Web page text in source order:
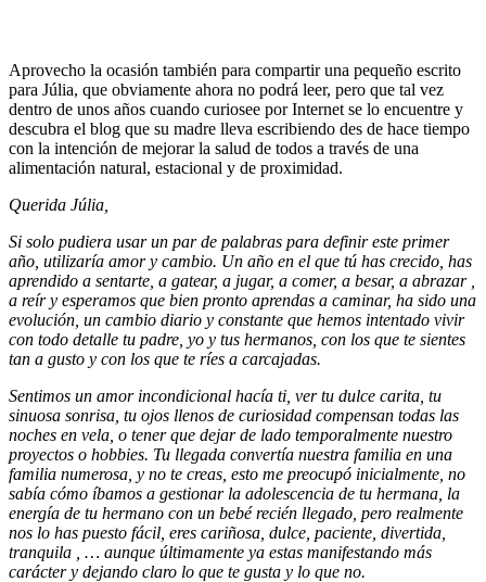
Aprovecho la ocasión también para compartir una pequeño escrito
para Júlia, que obviamente ahora no podrá leer, pero que tal vez
dentro de unos años cuando curiosee por Internet se lo encuentre y
descubra el blog que su madre lleva escribiendo des de hace tiempo
con la intención de mejorar la salud de todos a través de una
alimentación natural, estacional y de proximidad.
Querida Júlia,
Si solo pudiera usar un par de palabras para definir este primer
año, utilizaría amor y cambio. Un año en el que tú has crecido, has
aprendido a sentarte, a gatear, a jugar, a comer, a besar, a abrazar ,
a reír y esperamos que bien pronto aprendas a caminar, ha sido una
evolución, un cambio diario y constante que hemos intentado vivir
con todo detalle tu padre, yo y tus hermanos, con los que te sientes
tan a gusto y con los que te ríes a carcajadas.
Sentimos un amor incondicional hacía ti, ver tu dulce carita, tu
sinuosa sonrisa, tu ojos llenos de curiosidad compensan todas las
noches en vela, o tener que dejar de lado temporalmente nuestro
proyectos o hobbies. Tu llegada convertía nuestra familia en una
familia numerosa, y no te creas, esto me preocupó inicialmente, no
sabía cómo íbamos a gestionar la adolescencia de tu hermana, la
energía de tu hermano con un bebé recién llegado, pero realmente
nos lo has puesto fácil, eres cariñosa, dulce, paciente, divertida,
tranquila , … aunque últimamente ya estas manifestando más
carácter y dejando claro lo que te gusta y lo que no.